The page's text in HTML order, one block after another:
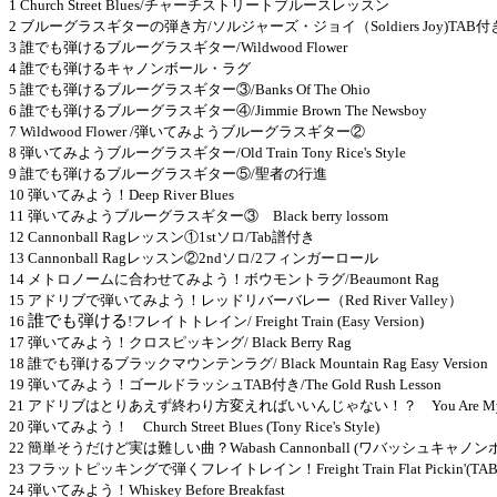
1 Church Street Blues/チャーチストリートブルースレッスン
2 ブルーグラスギターの弾き方/ソルジャーズ・ジョイ（Soldiers Joy)TAB付
3 誰でも弾けるブルーグラスギター/Wildwood Flower
4 誰でも弾けるキャノンボール・ラグ
5 誰でも弾けるブルーグラスギター③/Banks Of The Ohio
6 誰でも弾けるブルーグラスギター④/Jimmie Brown The Newsboy
7 Wildwood Flower /弾いてみようブルーグラスギター②
8 弾いてみようブルーグラスギター/Old Train Tony Rice's Style
9 誰でも弾けるブルーグラスギター⑤/聖者の行進
10 弾いてみよう！Deep River Blues
11 弾いてみようブルーグラスギター③ Black berry lossom
12 Cannonball Ragレッスン①1stソロ/Tab譜付き
13 Cannonball Ragレッスン②2ndソロ/2フィンガーロール
14 メトロノームに合わせてみよう！ボウモントラグ/Beaumont Rag
15 アドリブで弾いてみよう！レッドリバーバレー（Red River Valley）
16 誰でも弾ける !フレイトトレイン/ Freight Train (Easy Version)
17 弾いてみよう！クロスピッキング/ Black Berry Rag
18 誰でも弾けるブラックマウンテンラグ/ Black Mountain Rag Easy Version
19 弾いてみよう！ゴールドラッシュTAB付き/The Gold Rush Lesson
21 アドリブはとりあえず終わり方変えればいいんじゃない！？ You Are
20 弾いてみよう！ Church Street Blues (Tony Rice's Style)
22 簡単そうだけど実は難しい曲？Wabash Cannonball (ワバッシュキャノン
23 フラットピッキングで弾くフレイトレイン！Freight Train Flat
24 弾いてみよう！Whiskey Before Breakfast